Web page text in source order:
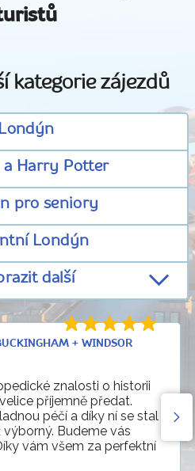
kategorie zájezdů
Londýn
a Harry Potter
pro seniory
Londýn
další
+ WINDSOR
znalosti o historii
příjemně předat.
péčí a díky ní se stal
Budeme vás
vám všem za perfektní